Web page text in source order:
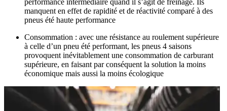
manquent en effet de rapidité et de réactivité comparé à des
pneus été haute performance
Consommation : avec une résistance au roulement supérieure
à celle d’un pneu été performant, les pneus 4 saisons
provoquent inévitablement une consommation de carburant
supérieure, en faisant par conséquent la solution la moins
économique mais aussi la moins écologique